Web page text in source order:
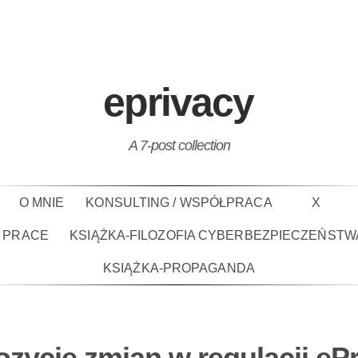
eprivacy
A 7-post collection
O MNIE KONSULTING / WSPÓŁPRACA X
PRACE KSIĄŻKA-FILOZOFIA
KSIĄŻKA-PROPAGANDA